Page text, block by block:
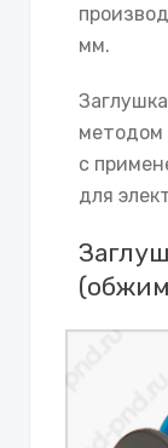
мм.
методом
с
для